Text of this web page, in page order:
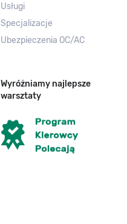
Usługi
Specjalizacje
Ubezpieczenia OC/AC
Wyróżniamy najlepsze
warsztaty